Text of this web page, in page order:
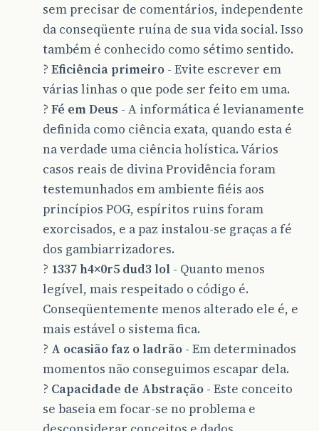
sem precisar de comentários, independente
da conseqüente ruína de sua vida social. Isso
também é conhecido como sétimo sentido.
? Eficiência primeiro - Evite escrever em
várias linhas o que pode ser feito em uma.
? Fé em Deus - A informática é levianamente
definida como ciência exata, quando esta é
na verdade uma ciência holística. Vários
casos reais de divina Providência foram
testemunhados em ambiente fiéis aos
princípios POG, espíritos ruins foram
exorcisados, e a paz instalou-se graças a fé
dos gambiarrizadores.
? 1337 h4×0r5 dud3 lol - Quanto menos
legível, mais respeitado o código é.
Conseqüentemente menos alterado ele é, e
mais estável o sistema fica.
? A ocasião faz o ladrão - Em determinados
momentos não conseguimos escapar dela.
? Capacidade de Abstração - Este conceito
se baseia em focar-se no problema e